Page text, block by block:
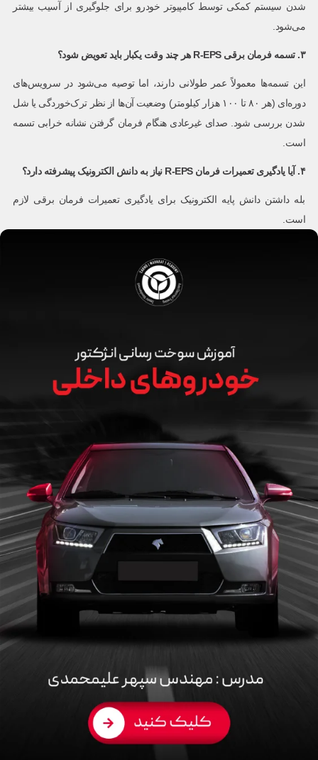
شدن سیستم کمکی توسط کامپیوتر خودرو برای جلوگیری از آسیب بیشتر
می‌شود.
۳. تسمه فرمان برقی R-EPS هر چند وقت یکبار باید تعویض شود؟
این تسمه‌ها معمولاً عمر طولانی دارند، اما توصیه می‌شود در سرویس‌های
دوره‌ای (هر ۸۰ تا ۱۰۰ هزار کیلومتر) وضعیت آن‌ها از نظر ترک‌خوردگی یا شل
شدن بررسی شود. صدای غیرعادی هنگام فرمان گرفتن نشانه خرابی تسمه
است.
۴. آیا یادگیری تعمیرات فرمان R-EPS نیاز به دانش الکترونیک پیشرفته دارد؟
بله داشتن دانش پایه الکترونیک برای یادگیری تعمیرات فرمان برقی لازم
است.